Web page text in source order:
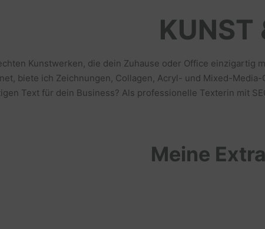
KUNST
Kunstwerken, die dein Zuhause oder Office
biete ich Zeichnungen, Collagen, Acryl- und Mixed-
Text für dein Business? Als professionelle Texterin mit
Meine